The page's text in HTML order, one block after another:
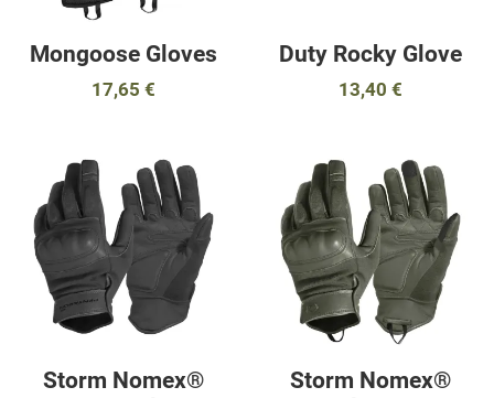
Mongoose Gloves
17,65 €
Duty Rocky Glove
13,40 €
Προσθήκη στα αγαπημένα
Προσθήκη για σύγκριση
Γρήγορη ματιά
Storm Nomex®
Storm Nomex®